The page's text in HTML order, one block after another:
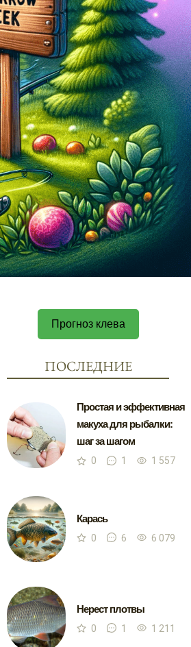
Прогноз клева
ПОСЛЕДНИЕ
Простая и эффективная
макуха для рыбалки:
шаг за шагом
0 1 1 557
Карась
0 6 6 079
Нерест плотвы
0 1 1 211